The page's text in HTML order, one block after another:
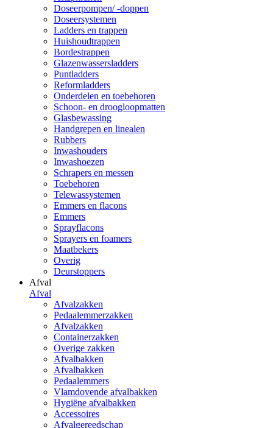
Doseerpompen/ -doppen
Doseersystemen
Ladders en trappen
Huishoudtrappen
Bordestrappen
Glazenwassersladders
Puntladders
Reformladders
Onderdelen en toebehoren
Schoon- en droogloopmatten
Glasbewassing
Handgrepen en linealen
Rubbers
Inwashouders
Inwashoezen
Schrapers en messen
Toebehoren
Telewassystemen
Emmers en flacons
Emmers
Sprayflacons
Sprayers en foamers
Maatbekers
Overig
Deurstoppers
Afval
Afval
Afvalzakken
Pedaalemmerzakken
Afvalzakken
Containerzakken
Overige zakken
Afvalbakken
Afvalbakken
Pedaalemmers
Vlamdovende afvalbakken
Hygiëne afvalbakken
Accessoires
Afvalgereedschap